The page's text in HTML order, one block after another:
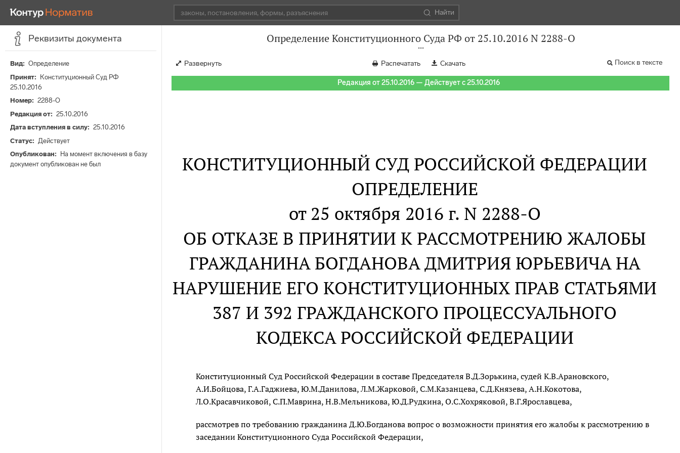
Найти
Реквизиты документа
Вид
Определение
Принят
Конституционный Суд РФ
25.10.2016
Номер
2288-О
Редакция от
25.10.2016
Дата вступления в силу
25.10.2016
Статус
Действует
Опубликован
На момент включения в базу
документ опубликован не был
Определение Конституционного Суда РФ от 25.10.2016 N 2288-О
Развернуть Распечатать Скачать Поиск в тексте
Редакция от 25.10.2016 — Действует с 25.10.2016
КОНСТИТУЦИОННЫЙ СУД РОССИЙСКОЙ ФЕДЕРАЦИИ
ОПРЕДЕЛЕНИЕ
от 25 октября 2016 г. N 2288-О
ОБ ОТКАЗЕ В ПРИНЯТИИ К РАССМОТРЕНИЮ ЖАЛОБЫ
ГРАЖДАНИНА БОГДАНОВА ДМИТРИЯ ЮРЬЕВИЧА НА
НАРУШЕНИЕ ЕГО КОНСТИТУЦИОННЫХ ПРАВ СТАТЬЯМИ
387 И 392 ГРАЖДАНСКОГО ПРОЦЕССУАЛЬНОГО
КОДЕКСА РОССИЙСКОЙ ФЕДЕРАЦИИ
Конституционный Суд Российской Федерации в составе Председателя В.Д.Зорькина, судей К.В.Арановского,
А.И.Бойцова, Г.А.Гаджиева, Ю.М.Данилова, Л.М.Жарковой, С.М.Казанцева, С.Д.Князева, А.Н.Кокотова,
Л.О.Красавчиковой, С.П.Маврина, Н.В.Мельникова, Ю.Д.Рудкина, О.С.Хохряковой, В.Г.Ярославцева,
рассмотрев по требованию гражданина Д.Ю.Богданова вопрос о возможности принятия его жалобы к рассмотрению в
заседании Конституционного Суда Российской Федерации,